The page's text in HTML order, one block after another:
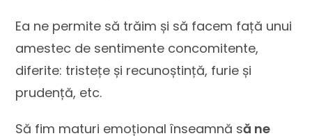
Ea ne permite să trăim și să facem față unui
amestec de sentimente concomitente,
diferite: tristețe și recunoștință, furie și
prudență, etc.
Să fim maturi emoțional înseamnă să ne